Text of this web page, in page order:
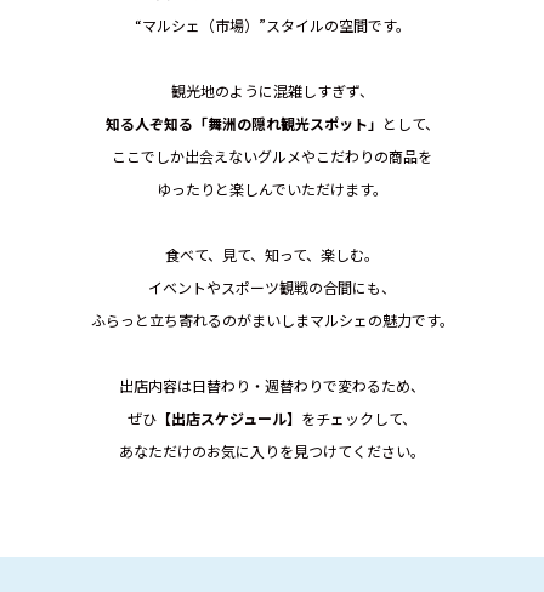
“マルシェ（市場）”スタイルの空間です。
観光地のように混雑しすぎず、
知る人ぞ知る「舞洲の隠れ観光スポット」 として、
ここでしか出会えないグルメやこだわりの商品を
ゆったりと楽しんでいただけます。
食べて、見て、知って、楽しむ。
イベントやスポーツ観戦の合間にも、
ふらっと立ち寄れるのがまいしまマルシェの魅力です。
出店内容は日替わり・週替わりで変わるため、
ぜひ 【出店スケジュール】 をチェックして、
あなただけのお気に入りを見つけてください。